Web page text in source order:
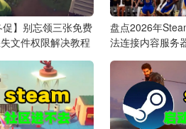
促】别忘领三张免费
文件权限解决教程
盘点2026年
法连接内容服务